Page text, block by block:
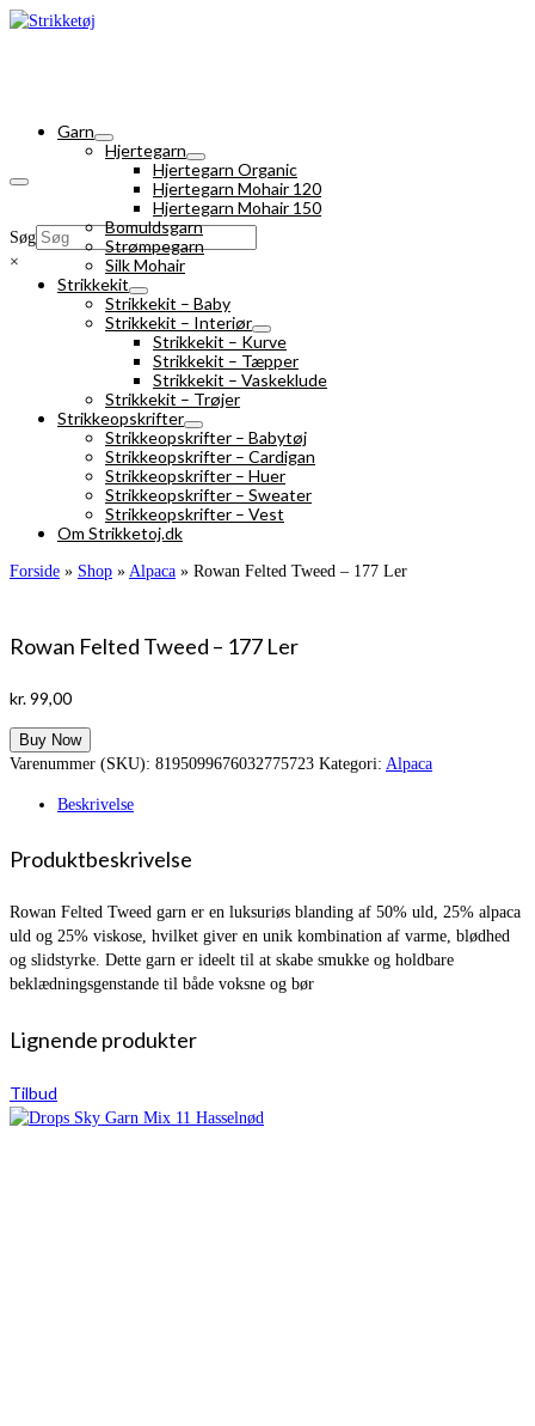
Søg
×
Garn
Hjertegarn
Hjertegarn Organic
Hjertegarn Mohair 120
Hjertegarn Mohair 150
Bomuldsgarn
Strømpegarn
Silk Mohair
Strikkekit
Strikkekit – Baby
Strikkekit – Interiør
Strikkekit – Kurve
Strikkekit – Tæpper
Strikkekit – Vaskeklude
Strikkekit – Trøjer
Strikkeopskrifter
Strikkeopskrifter – Babytøj
Strikkeopskrifter – Cardigan
Strikkeopskrifter – Huer
Strikkeopskrifter – Sweater
Strikkeopskrifter – Vest
Om Strikketoj.dk
Forside » Shop » Alpaca » Rowan Felted Tweed – 177 Ler
Rowan Felted Tweed – 177 Ler
kr.99,00
Buy Now
Varenummer (SKU): 8195099676032775723 Kategori: Alpaca
Beskrivelse
Produktbeskrivelse
Rowan Felted Tweed garn er en luksuriøs blanding af 50% uld, 25% alpaca
uld og 25% viskose, hvilket giver en unik kombination af varme, blødhed
og slidstyrke. Dette garn er ideelt til at skabe smukke og holdbare
beklædningsgenstande til både voksne og bør
Lignende produkter
Tilbud